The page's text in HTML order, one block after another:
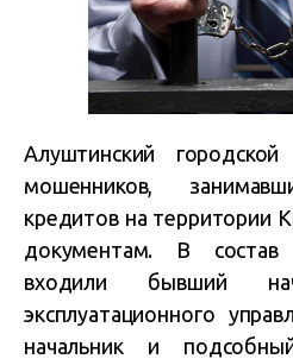
Алуштинский
мошенников,
кредитов на территории
документам. В состав
входили бывший
эксплуатационного
начальник и